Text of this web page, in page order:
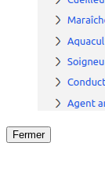
Fermer